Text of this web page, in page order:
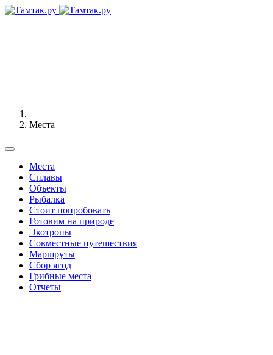
Места
Места
Сплавы
Объекты
Рыбалка
Стоит попробовать
Готовим на природе
Экотропы
Совместные путешествия
Маршруты
Сбор ягод
Грибные места
Отчеты